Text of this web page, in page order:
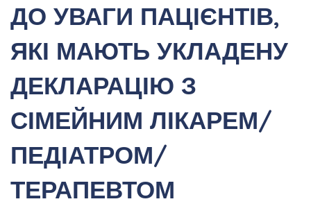
ДО УВАГИ ПАЦІЄНТІВ,
ЯКІ МАЮТЬ УКЛАДЕНУ
ДЕКЛАРАЦІЮ З
СІМЕЙНИМ ЛІКАРЕМ/
ПЕДІАТРОМ/
ТЕРАПЕВТОМ